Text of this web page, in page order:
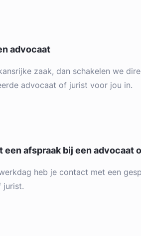
advocaat
zaak, dan schakelen we
advocaat of jurist voor jou in.
een afspraak bij een advocaat
heb je contact met een
jurist.